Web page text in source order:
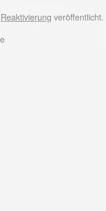
Reaktivierung